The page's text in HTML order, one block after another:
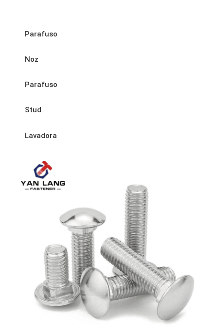
Parafuso
Noz
Parafuso
Stud
Lavadora